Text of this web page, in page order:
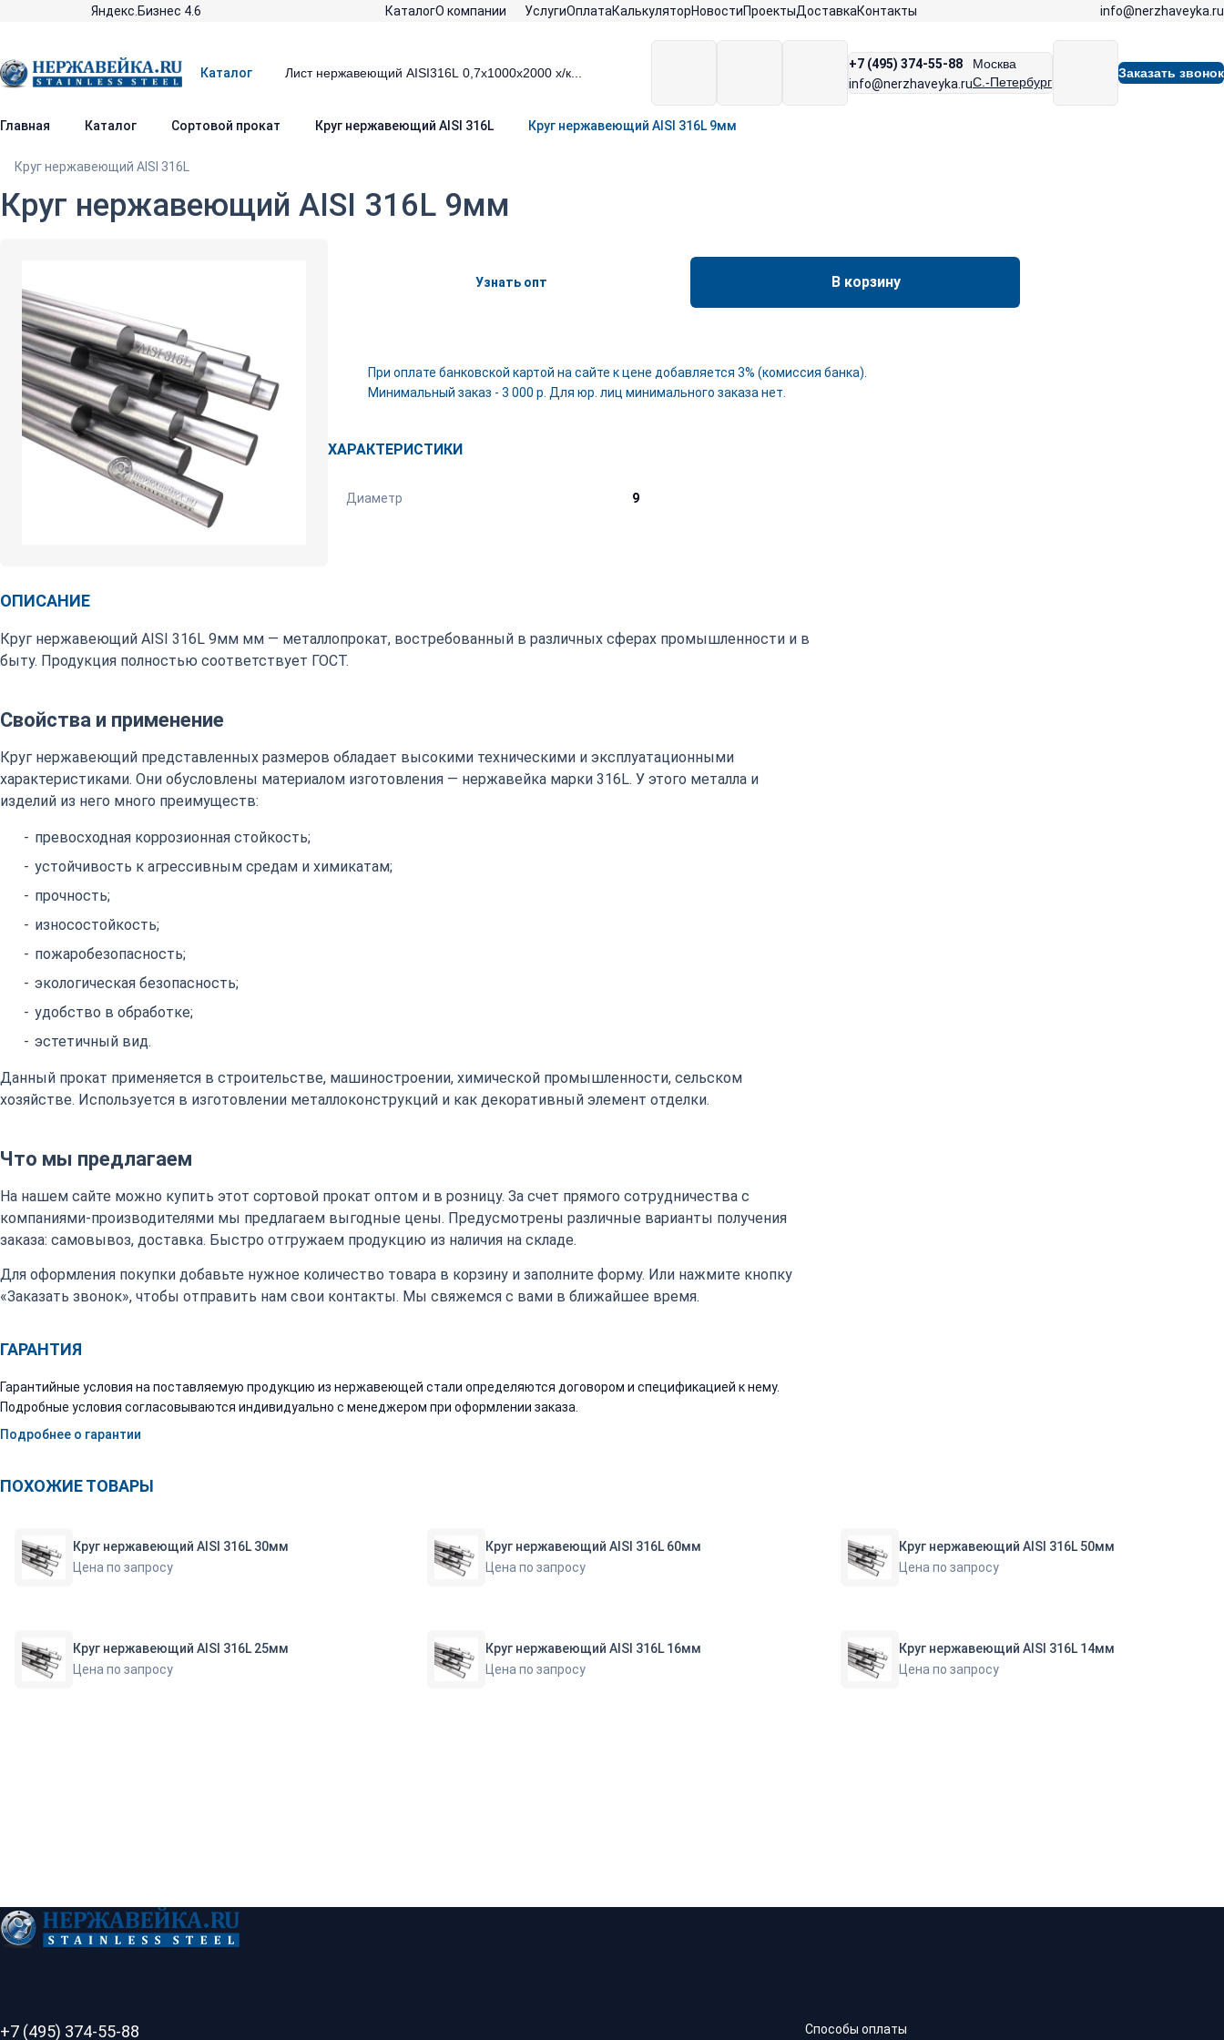
Яндекс.Бизнес 4.6 КаталогО компании УслугиОплатаКалькуляторНовостиПроектыДоставкаКонтакты info@nerzhaveyka.ru
Каталог
+7 (495) 374-55-88
info@nerzhaveyka.ru
Москва
С.-Петербург
Заказать звонок
Главная Каталог Сортовой прокат Круг нержавеющий AISI 316L Круг нержавеющий AISI 316L 9мм
Круг нержавеющий AISI 316L
Круг нержавеющий AISI 316L 9мм
Узнать опт В корзину
При оплате банковской картой на сайте к цене добавляется 3% (комиссия банка).
Минимальный заказ - 3 000 р. Для юр. лиц минимального заказа нет.
ХАРАКТЕРИСТИКИ
Диаметр 9
ОПИСАНИЕ
Круг нержавеющий AISI 316L 9мм мм — металлопрокат, востребованный в различных сферах промышленности и в
быту. Продукция полностью соответствует ГОСТ.
Свойства и применение
Круг нержавеющий представленных размеров обладает высокими техническими и эксплуатационными
характеристиками. Они обусловлены материалом изготовления — нержавейка марки 316L. У этого металла и
изделий из него много преимуществ:
превосходная коррозионная стойкость;
устойчивость к агрессивным средам и химикатам;
прочность;
износостойкость;
пожаробезопасность;
экологическая безопасность;
удобство в обработке;
эстетичный вид.
Данный прокат применяется в строительстве, машиностроении, химической промышленности, сельском
хозяйстве. Используется в изготовлении металлоконструкций и как декоративный элемент отделки.
Что мы предлагаем
На нашем сайте можно купить этот сортовой прокат оптом и в розницу. За счет прямого сотрудничества с
компаниями-производителями мы предлагаем выгодные цены. Предусмотрены различные варианты получения
заказа: самовывоз, доставка. Быстро отгружаем продукцию из наличия на складе.
Для оформления покупки добавьте нужное количество товара в корзину и заполните форму. Или нажмите кнопку
«Заказать звонок», чтобы отправить нам свои контакты. Мы свяжемся с вами в ближайшее время.
ГАРАНТИЯ
Гарантийные условия на поставляемую продукцию из нержавеющей стали определяются договором и спецификацией к нему.
Подробные условия согласовываются индивидуально с менеджером при оформлении заказа.
Подробнее о гарантии
ПОХОЖИЕ ТОВАРЫ
Круг нержавеющий AISI 316L 30мм
Цена по запросу
Круг нержавеющий AISI 316L 60мм
Цена по запросу
Круг нержавеющий AISI 316L 50мм
Цена по запросу
Круг нержавеющий AISI 316L 25мм
Цена по запросу
Круг нержавеющий AISI 316L 16мм
Цена по запросу
Круг нержавеющий AISI 316L 14мм
Цена по запросу
+7 (495) 374-55-88 Способы оплаты